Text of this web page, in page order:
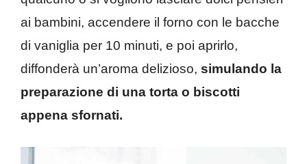
ai bambini, accendere il forno con le bacche
di vaniglia per 10 minuti, e poi aprirlo,
diffonderà un’aroma delizioso, simulando la
preparazione di una torta o biscotti
appena sfornati.